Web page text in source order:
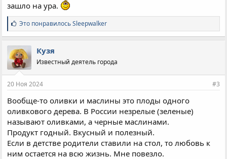
зашло на ура.
С
и
м
п
а
т
и
:
Это понравилосьSleepwalker
Кузя
Известный деятель города
20 Ноя 2024 #3
Вообще-то оливки и маслины это плоды одного
оливкового дерева. В России незрелые (зеленые)
называют оливками, а черные маслинами.
Продукт годный. Вкусный и полезный.
Если в детстве родители ставили на стол, то любовь к
ним остается на всю жизнь. Мне повезло.